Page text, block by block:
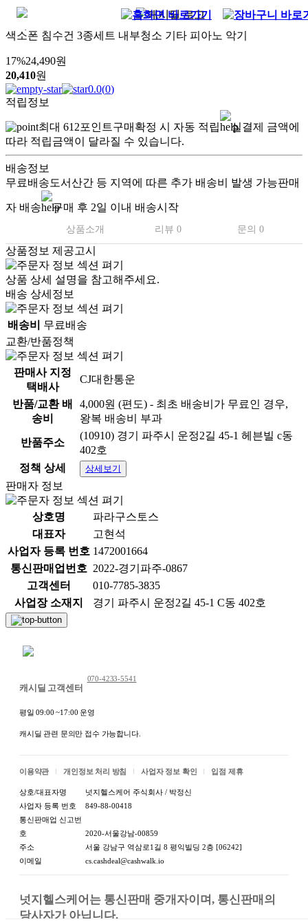
색소폰 침수건 3종세트 내부청소 기타 피아노 악기
17%24,490원
20,410원
0.0(0)
적립정보
최대 612포인트구매확정 시 자동 적립
실결제 금액에
따라 적립금액이 달라질 수 있습니다.
배송정보
무료배송도서산간 등 지역에 따른 추가 배송비 발생 가능판매
자 배송 구매 후 2일 이내 배송시작
상품소개 리뷰 0 문의 0
상품 정보고시
항목
품명 및 모델명
델명:상세정보별도표기
법에 의한 인증·허가
등을 받았음을 확인할
수 있는 경우 그에 대
한 사항
았음을 확인할 수 있는 경우
그에 대한 사항:상세정보별
도표기
제조국
제조국 또는 원산지:상세정
제조자/수입처
A/S 책임자와 전화번
호 또는 소비자 상담
상품정보 제공고시
상품 상세 설명을 참고해주세요.
배송 상세정보
배송비
무료배송
교환/반품정책
판매사 지정
택배사
CJ대한통운
반품/교환 배
송비
4,000원 (편도) - 최초 배송비가 무료인 경우,
왕복 배송비 부과
반품주소
(10910) 경기 파주시 운정2길 45-1 헤븐빌 c동
402호
정책 상세
상세보기
판매자 정보
상호명
파라구스토스
대표자
고현석
사업자 등록 번호 1472001664
통신판매업번호 2022-경기파주-0867
고객센터
010-7785-3835
사업장 소재지
경기 파주시 운정2길 45-1 C동 402호
캐시딜 고객센터
070-4233-5541
평일 09:00 ~17:00 운영
캐시딜 관련 문의만 접수 가능합니다.
이용약관 개인정보 처리 방침 사업자 정보 확인 입점 제휴
상호/대표자명
넛지헬스케어 주식회사 / 박정신
사업자 등록 번호
849-88-00418
통신판매업 신고번
호
2020-서울강남-00859
주소
서울 강남구 역삼로1길 8 평익빌딩 2층 [06242]
이메일
cs.cashdeal@cashwalk.io
넛지헬스케어는 통신판매 중개자이며, 통신판매의
당사자가 아닙니다.